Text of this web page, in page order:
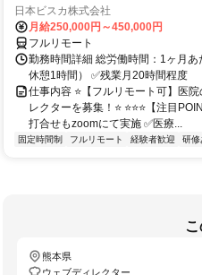
日本ビスカ株式会社
月給250,000円～450,000円
フルリモート
勤務時間詳細 総労働時間：1ヶ月
休憩1時間） ✅残業月20時間程度
仕事内容 ⭐【フルリモート可】医
レクターを募集！⭐ ⭐⭐⭐【注目
打合せもzoomにて実施 ✅医療...
固定時間制 フルリモート 経験者歓迎 研修
熊本県
ウェブディレクター